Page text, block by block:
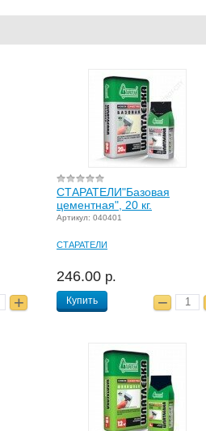
СТАРАТЕЛИ"Базовая
цементная", 20 кг.
Артикул: 040401
СТАРАТЕЛИ
246.00 р.
Купить